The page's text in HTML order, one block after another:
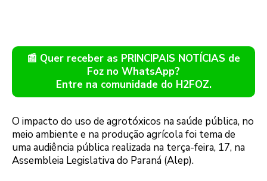
📰 Quer receber as PRINCIPAIS NOTÍCIAS de
Foz no WhatsApp?
Entre na comunidade do H2FOZ.
O impacto do uso de agrotóxicos na saúde pública, no
meio ambiente e na produção agrícola foi tema de
uma audiência pública realizada na terça-feira, 17, na
Assembleia Legislativa do Paraná (Alep).